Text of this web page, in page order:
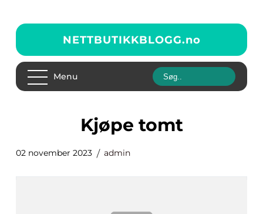
NETTBUTIKKBLOGG.no
Menu
kjøpe tomt
02 november 2023 admin